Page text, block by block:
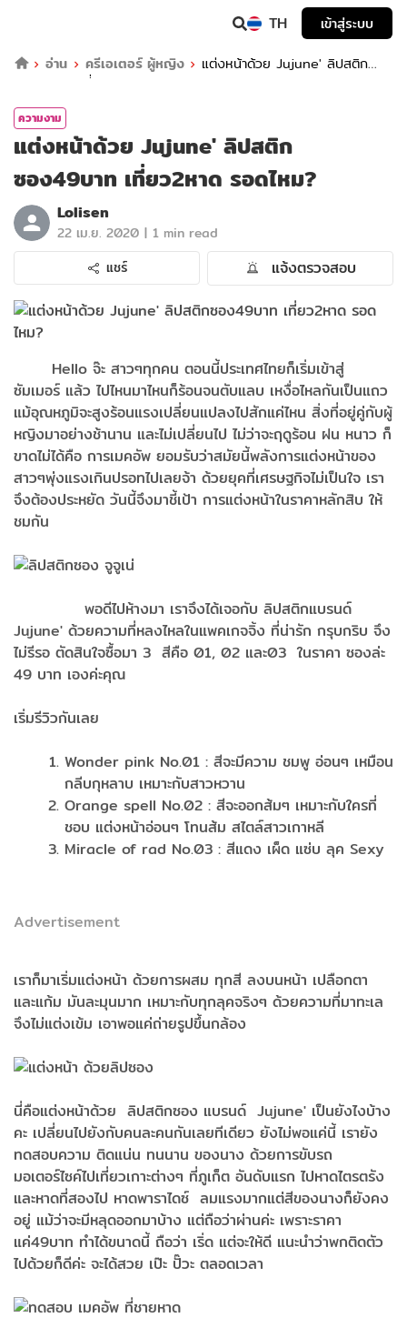
TH
เข้าสู่ระบบ
อ่าน
ครีเอเตอร์ ผู้หญิง
แต่งหน้าด้วย Jujune' ลิปสติก
ซอง49บาท เที่ยว2หาด รอดไหม?
ความงาม
แต่งหน้าด้วย Jujune' ลิปสติก
ซอง49บาท เที่ยว2หาด รอดไหม?
Lolisen
22 เม.ย. 2020 | 1 min read
แชร์
แจ้งตรวจสอบ
Hello จ๊ะ สาวๆทุกคน ตอนนี้ประเทศไทยก็เริ่มเข้าสู่
ซัมเมอร์ แล้ว ไปไหนมาไหนก็ร้อนจนตับแลบ เหงื่อไหลกันเป็นแถว
แม้อุณหภูมิจะสูงร้อนแรงเปลี่ยนแปลงไปสักแค่ไหน สิ่งที่อยู่คู่กับผู้
หญิงมาอย่างช้านาน และไม่เปลี่ยนไป ไม่ว่าจะฤดูร้อน ฝน หนาว ก็
ขาดไม่ได้คือ การเมคอัพ ยอมรับว่าสมัยนี้พลังการแต่งหน้าของ
สาวๆพุ่งแรงเกินปรอทไปเลยจ้า ด้วยยุคที่เศรษฐกิจไม่เป็นใจ เรา
จึงต้องประหยัด วันนี้จึงมาชี้เป้า การแต่งหน้าในราคาหลักสิบ ให้
ชมกัน
พอดีไปห้างมา เราจึงได้เจอกับ ลิปสติกแบรนด์
Jujune' ด้วยความที่หลงไหลในแพคเกจจิ้ง ที่น่ารัก กรุบกริบ จึง
ไม่รีรอ ตัดสินใจซื้อมา 3 สีคือ 01, 02 และ03 ในราคา ซองล่ะ
49 บาท เองค่ะคุณ
เริ่มรีวิวกันเลย
Wonder pink No.01 : สีจะมีความ ชมพู อ่อนๆ เหมือน
กลีบกุหลาบ เหมาะกับสาวหวาน
Orange spell No.02 : สีจะออกส้มๆ เหมาะกับใครที่
ชอบ แต่งหน้าอ่อนๆ โทนส้ม สไตล์สาวเกาหลี
Miracle of rad No.03 : สีแดง เผ็ด แซ่บ ลุค Sexy
Advertisement
เราก็มาเริ่มแต่งหน้า ด้วยการผสม ทุกสี ลงบนหน้า เปลือกตา
และแก้ม มันละมุนมาก เหมาะกับทุกลุคจริงๆ ด้วยความที่มาทะเล
จึงไม่แต่งเข้ม เอาพอแค่ถ่ายรูปขึ้นกล้อง
นี่คือแต่งหน้าด้วย ลิปสติกซอง แบรนด์ Jujune' เป็นยังไงบ้าง
คะ เปลี่ยนไปยังกับคนละคนกันเลยทีเดียว ยังไม่พอแค่นี้ เรายัง
ทดสอบความ ติดแน่น ทนนาน ของนาง ด้วยการขับรถ
มอเตอร์ไซค์ไปเที่ยวเกาะต่างๆ ที่ภูเก็ต อันดับแรก ไปหาดไตรตรัง
และหาดที่สองไป หาดพาราไดซ์ ลมแรงมากแต่สีของนางก็ยังคง
อยู่ แม้ว่าจะมีหลุดออกมาบ้าง แต่ถือว่าผ่านค่ะ เพราะราคา
แค่49บาท ทำได้ขนาดนี้ ถือว่า เริ่ด แต่จะให้ดี แนะนำว่าพกติดตัว
ไปด้วยก็ดีค่ะ จะได้สวย เป๊ะ ปั๊วะ ตลอดเวลา